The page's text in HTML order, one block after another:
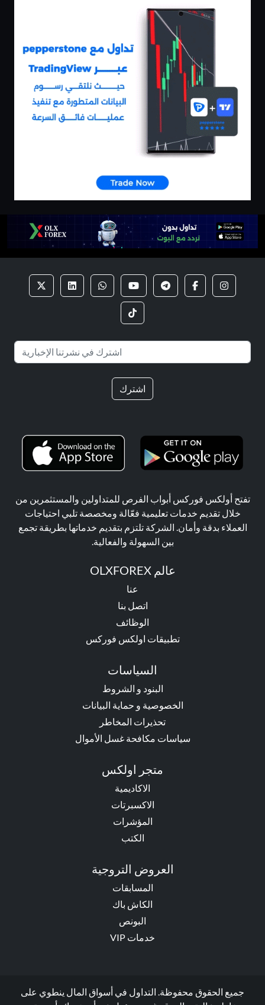
اشترك
تفتح أولكس فوركس أبواب الفرص للمتداولين والمستثمرين من
خلال تقديم خدمات تعليمية فعّالة ومخصصة تلبي احتياجات
العملاء بدقة وأمان. الشركة تلتزم بتقديم خدماتها بطريقة تجمع
بين السهولة والفعالية.
عالم OLXFOREX
عنا
اتصل بنا
الوظائف
تطبيقات اولكس فوركس
السياسات
البنود و الشروط
الخصوصية و حماية البيانات
تحذيرات المخاطر
سياسات مكافحة غسل الأموال
متجر اولكس
الاكاديمية
الاكسبرتات
المؤشرات
الكتب
العروض التروجية
المسابقات
الكاش باك
البونص
خدمات VIP
جميع الحقوق محفوظة. التداول في أسواق المال ينطوي على